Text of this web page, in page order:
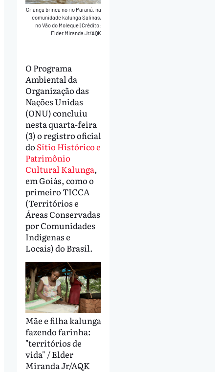
Criança brinca no rio Paraná, na
comunidade kalunga Salinas,
no Vão do Moleque Crédito:
Elder Miranda Jr/AQK
O Programa
Ambiental da
Organização das
Nações Unidas
(ONU) concluiu
nesta quarta-feira
(3) o registro oficial
do Sítio Histórico e
Patrimônio
Cultural Kalunga,
em Goiás, como o
primeiro TICCA
(Territórios e
Áreas Conservadas
por Comunidades
Indígenas e
Locais) do Brasil.
Mãe e filha kalunga
fazendo farinha:
"territórios de
vida" / Elder
Miranda Jr/AQK